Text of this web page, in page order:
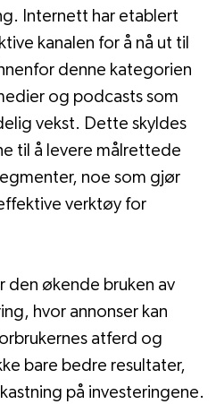
Internett har etablert
kanalen for å nå ut til
denne kategorien
og podcasts som
vekst. Dette skyldes
til å levere målrettede
noe som gjør
verktøy for
den økende bruken av
hvor annonser kan
atferd og
bare bedre resultater,
på investeringene.